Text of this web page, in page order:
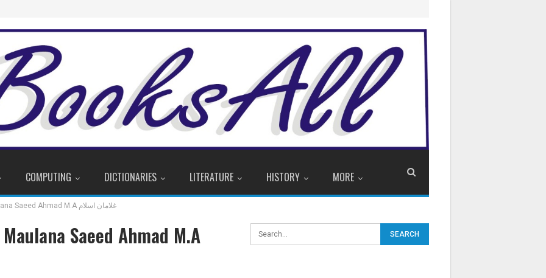
COMPUTING DICTIONARIES LITERATURE HISTORY MORE
Ghulaman e Islam By Maulana Saeed Ahmad M.A غلامان اسلام
Saeed Ahmad M.A